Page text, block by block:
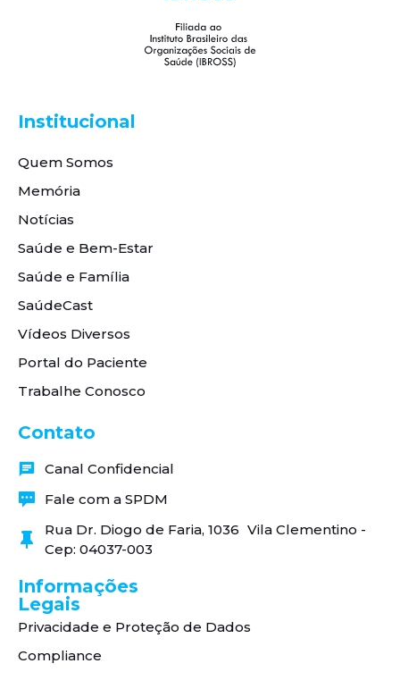
Institucional
Quem Somos
Memória
Notícias
Saúde e Bem-Estar
Saúde e Família
SaúdeCast
Vídeos Diversos
Portal do Paciente
Trabalhe Conosco
Contato
Canal Confidencial
Fale com a SPDM
Rua Dr. Diogo de Faria, 1036 Vila Clementino -
Cep: 04037-003
Informações
Legais
Privacidade e Proteção de Dados
Compliance